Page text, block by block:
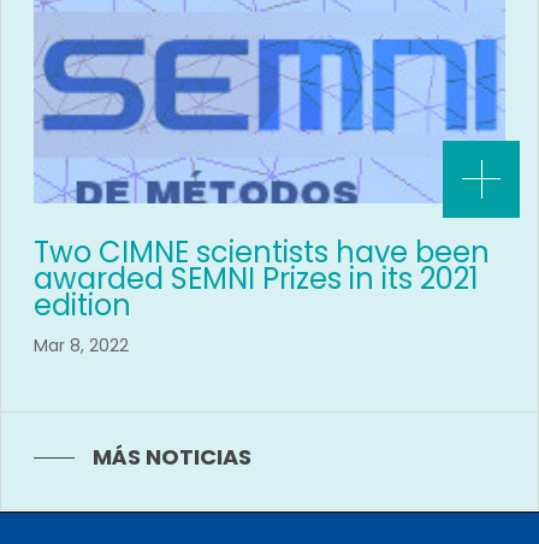
Two CIMNE scientists have been
awarded SEMNI Prizes in its 2021
edition
Mar 8, 2022
MÁS NOTICIAS